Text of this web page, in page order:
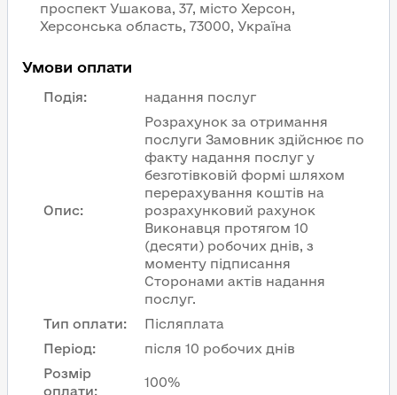
проспект Ушакова, 37, місто Херсон,
Херсонська область, 73000, Україна
Умови оплати
Подія: надання послуг
Опис:
Розрахунок за отримання
послуги Замовник здійснює по
факту надання послуг у
безготівковій формі шляхом
перерахування коштів на
розрахунковий рахунок
Виконавця протягом 10
(десяти) робочих днів, з
моменту підписання
Сторонами актів надання
послуг.
Тип оплати:
Післяплата
Період:
після 10 робочих днів
Розмір
оплати:
100%